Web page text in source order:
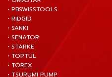
• PBSWISSTOOLS
• RIDGID
• SANKI
• SENATOR
• STARKE
• TOPTUL
• TOREX
• TSURUMI PUMP